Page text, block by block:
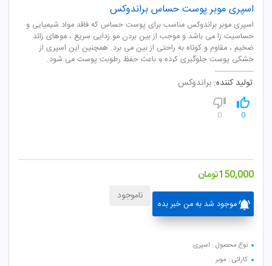
اسپری موبر پوست حساس براندوکس
اسپری موبر براندوکس مناسب برای پوست حساس که فاقد مواد شیمیایی و
حساسیت زا می باشد و موجب از بین بردن مو زدایی سریع ، موهای زائد
ضخیم ، مقاوم و کوتاه به راحتی از بین می برد. همچنین این اسپری از
خشکی پوست جلوگیری کرده و باعث حفظ رطوبت پوست می شود.
تولید کننده: براندوکس
0
0
150,000تومان
موجود شد به من خبر بده
ناموجود
نوع محصول : اسپری
کارائی : موبر